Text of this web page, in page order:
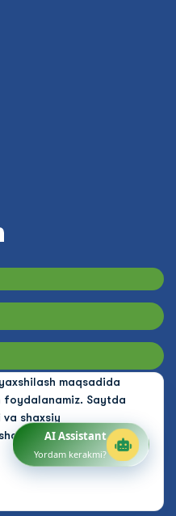
maqsadida
Saytda
shaxsiy
qabul
AI Assistant
Yordam kerakmi?